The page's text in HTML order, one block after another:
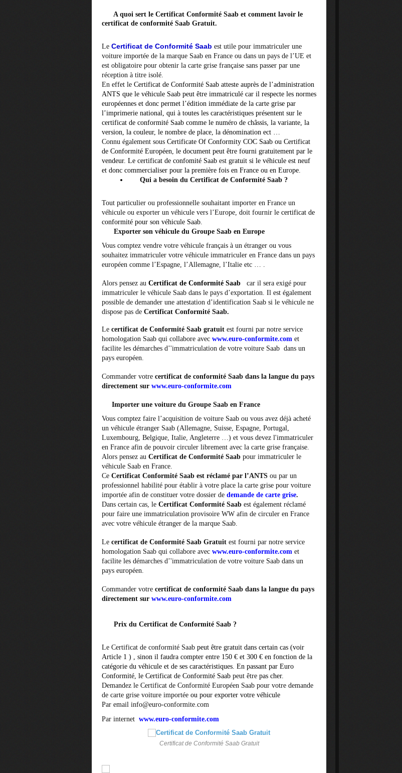
A quoi sert le Certificat Conformité Saab et comment lavoir le
certificat de conformité Saab Gratuit.
Le Certificat de Conformité Saab est utile pour immatriculer une
voiture importée de la marque Saab en France ou dans un pays de l’UE et
est obligatoire pour obtenir la carte grise française sans passer par une
réception à titre isolé.
En effet le Certificat de Conformité Saab atteste auprès de l’administration
ANTS que le véhicule Saab peut être immatriculé car il respecte les normes
européennes et donc permet l’édition immédiate de la carte grise par
l’imprimerie national, qui à toutes les caractéristiques présentent sur le
certificat de conformité Saab comme le numéro de châssis, la variante, la
version, la couleur, le nombre de place, la dénomination ect …
Connu également sous Certificate Of Conformity COC Saab ou Certificat
de Conformité Européen , le document peut être fourni gratuitement par le
vendeur. Le certificat de confomité Saab est gratuit si le véhicule est neuf
et donc commercialiser pour la première fois en France ou en Europe.
Qui a besoin du Certificat de Conformité Saab ?
Tout particulier ou professionnelle souhaitant importer en France un
véhicule ou exporter un véhicule vers l’Europe, doit fournir le certificat de
conformité pour son véhicule Saab
Exporter son véhicule du Groupe Saab en Europe
Vous comptez vendre votre véhicule français à un étranger ou vous
souhaitez immatriculer votre véhicule immatriculer en France dans un pays
européen comme l’Espagne, l’Allemagne, l’Italie etc … .
Alors pensez au Certificat de Conformité Saab car il sera exigé pour
immatriculer le véhicule Saab dans le pays d’exportation. Il est également
possible de demander une attestation d’identification Saab si le véhicule ne
dispose pas de Certificat Conformité Saab.
Le certificat de Conformité Saab gratuit est fourni par notre service
homologation Saab qui collabore avec www.euro-conformite.com et
facilite les démarches d’'immatriculation de votre voiture Saab dans un
pays européen.
Commander votre certificat de conformité Saab dans la langue du pays
directement sur www.euro-conformite.com
Importer une voiture du Groupe Saab en France
Vous comptez faire l’acquisition de voiture Saab ou vous avez déjà acheté
un véhicule étranger Saab (Allemagne, Suisse, Espagne, Portugal,
Luxembourg, Belgique, Italie, Angleterre …) et vous devez l'immatriculer
en France afin de pouvoir circuler librement avec la carte grise française.
Alors pensez au Certificat de Conformité Saab pour immatriculer le
véhicule Saab en France.
Ce Certificat Conformité Saab est réclamé par l’ANTS ou par un
professionnel habilité pour établir à votre place la carte grise pour voiture
importée afin de constituer votre dossier de demande de carte grise.
Dans certain cas, le Certificat Conformité Saab est également réclamé
pour faire une immatriculation provisoire WW afin de circuler en France
avec votre véhicule étranger de la marque Saab.
Le certificat de Conformité Saab Gratuit est fourni par notre service
homologation Saab qui collabore avec www.euro-conformite.com et
facilite les démarches d’'immatriculation de votre voiture Saab dans un
pays européen.
Commander votre certificat de conformité Saab dans la langue du pays
directement sur www.euro-conformite.com
Prix du Certificat de Conformité Saab ?
Le Certificat de conformité Saab peut être gratuit dans certain cas (voir
Article 1 ) , sinon il faudra compter entre 150 € et 300 € en fonction de la
catégorie du véhicule et de ses caractéristiques. En passant par Euro
Conformité, le Certificat de Conformité Saab peut être pas cher.
Demandez le Certificat de Conformité Européen Saab pour votre demande
de carte grise voiture importée ou pour exporter votre véhicule
Par email info@euro-conformite.com
Par internet www.euro-conformite.com
Certificat de Conformité Saab Gratuit